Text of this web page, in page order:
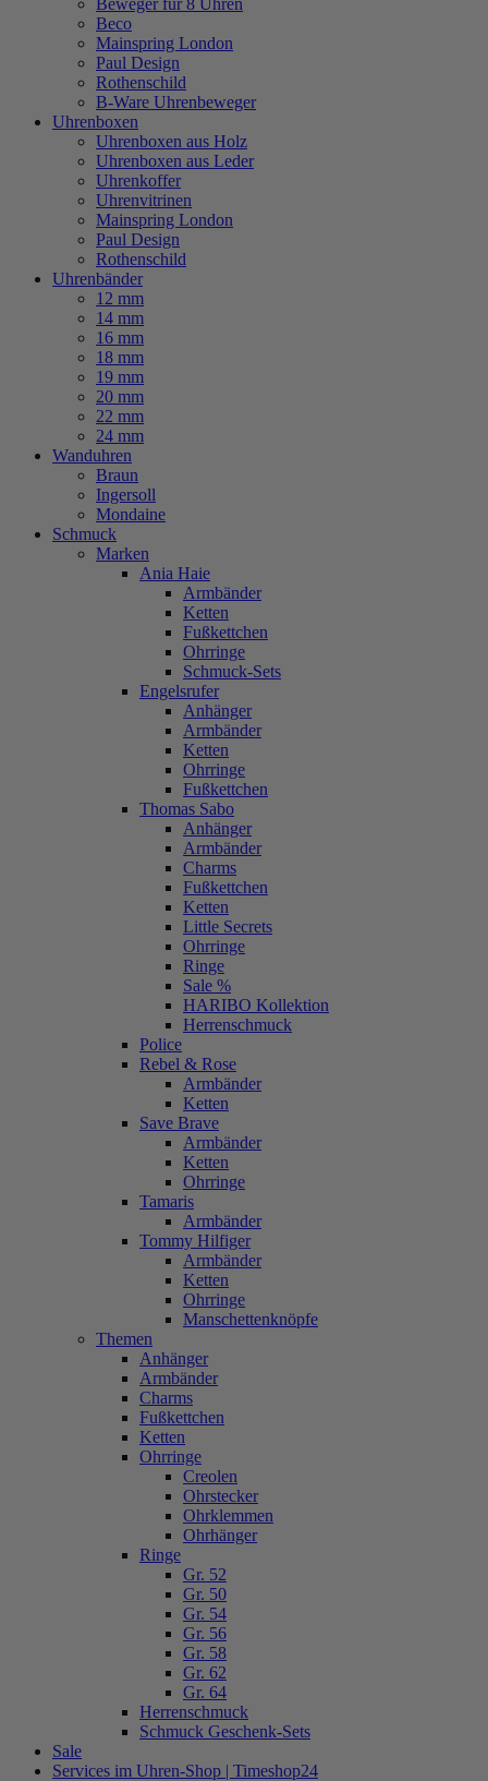
Beweger für 8 Uhren
Beco
Mainspring London
Paul Design
Rothenschild
B-Ware Uhrenbeweger
Uhrenboxen
Uhrenboxen aus Holz
Uhrenboxen aus Leder
Uhrenkoffer
Uhrenvitrinen
Mainspring London
Paul Design
Rothenschild
Uhrenbänder
12 mm
14 mm
16 mm
18 mm
19 mm
20 mm
22 mm
24 mm
Wanduhren
Braun
Ingersoll
Mondaine
Schmuck
Marken
Ania Haie
Armbänder
Ketten
Fußkettchen
Ohrringe
Schmuck-Sets
Engelsrufer
Anhänger
Armbänder
Ketten
Ohrringe
Fußkettchen
Thomas Sabo
Anhänger
Armbänder
Charms
Fußkettchen
Ketten
Little Secrets
Ohrringe
Ringe
Sale %
HARIBO Kollektion
Herrenschmuck
Police
Rebel & Rose
Armbänder
Ketten
Save Brave
Armbänder
Ketten
Ohrringe
Tamaris
Armbänder
Tommy Hilfiger
Armbänder
Ketten
Ohrringe
Manschettenknöpfe
Themen
Anhänger
Armbänder
Charms
Fußkettchen
Ketten
Ohrringe
Creolen
Ohrstecker
Ohrklemmen
Ohrhänger
Ringe
Gr. 52
Gr. 50
Gr. 54
Gr. 56
Gr. 58
Gr. 62
Gr. 64
Herrenschmuck
Schmuck Geschenk-Sets
Sale
Services im Uhren-Shop | Timeshop24